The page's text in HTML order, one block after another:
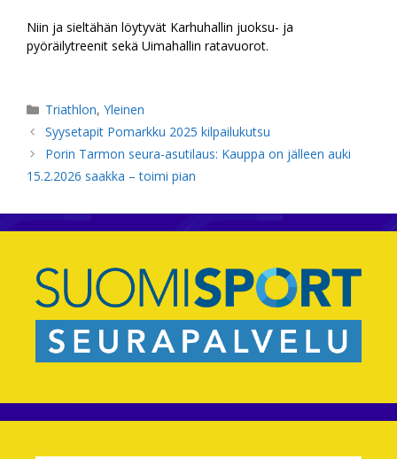
Niin ja sieltähän löytyvät Karhuhallin juoksu- ja
pyöräilytreenit sekä Uimahallin ratavuorot.
Kategoriat
Triathlon,Yleinen
Syysetapit Pomarkku 2025 kilpailukutsu
Porin Tarmon seura-asutilaus: Kauppa on jälleen auki
15.2.2026 saakka – toimi pian